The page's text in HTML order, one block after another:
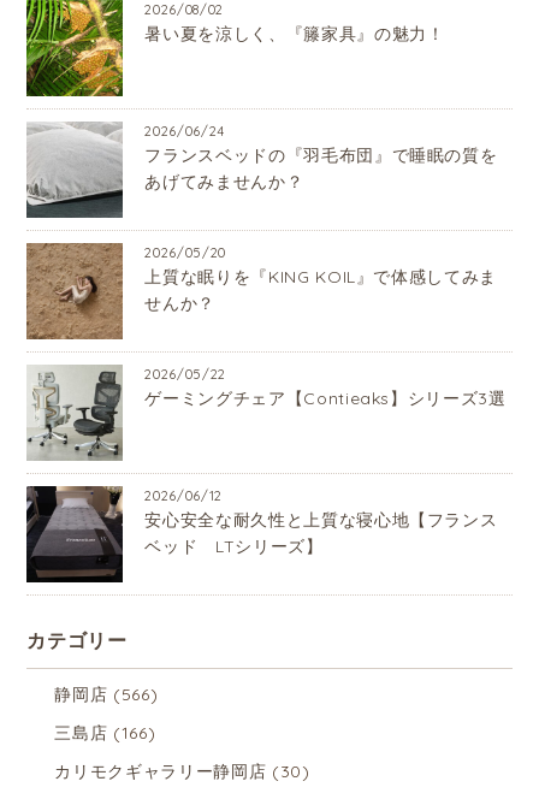
2026/08/02
暑い夏を涼しく、『籐家具』の魅力！
2026/06/24
フランスベッドの『羽毛布団』で睡眠の質を
あげてみませんか？
2026/05/20
上質な眠りを『KING KOIL』で体感してみま
せんか？
2026/05/22
ゲーミングチェア【Contieaks】シリーズ3選
2026/06/12
安心安全な耐久性と上質な寝心地【フランス
ベッド LTシリーズ】
カテゴリー
静岡店 (566)
三島店 (166)
カリモクギャラリー静岡店 (30)